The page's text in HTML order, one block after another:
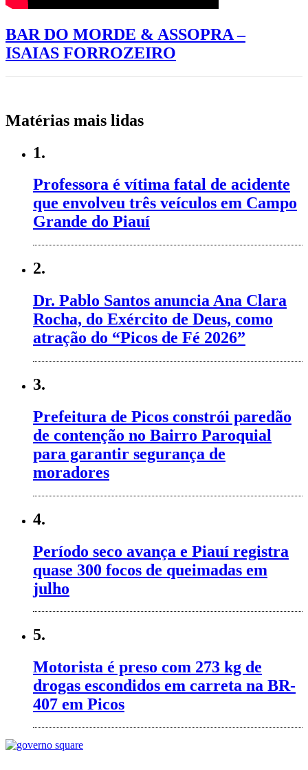
BAR DO MORDE & ASSOPRA –
ISAIAS FORROZEIRO
Matérias mais lidas
1.
Professora é vítima fatal de acidente
que envolveu três veículos em Campo
Grande do Piauí
2.
Dr. Pablo Santos anuncia Ana Clara
Rocha, do Exército de Deus, como
atração do “Picos de Fé 2026”
3.
Prefeitura de Picos constrói paredão
de contenção no Bairro Paroquial
para garantir segurança de
moradores
4.
Período seco avança e Piauí registra
quase 300 focos de queimadas em
julho
5.
Motorista é preso com 273 kg de
drogas escondidos em carreta na BR-
407 em Picos